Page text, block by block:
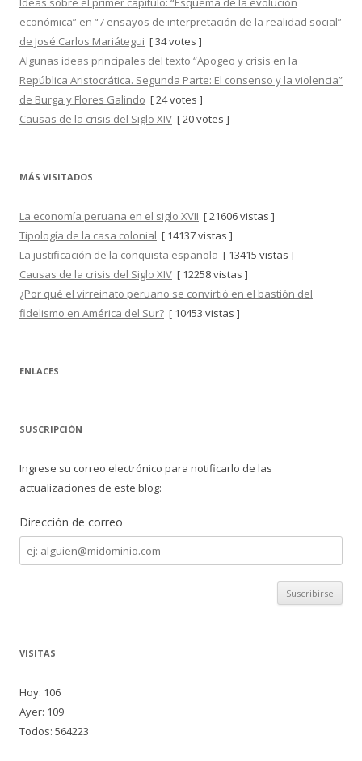
económica” en “7 ensayos de interpretación de la realidad social”
de José Carlos Mariátegui [ 34 votes ]
Algunas ideas principales del texto “Apogeo y crisis en la
República Aristocrática. Segunda Parte: El consenso y la violencia”
de Burga y Flores Galindo [ 24 votes ]
Causas de la crisis del Siglo XIV [ 20 votes ]
MÁS VISITADOS
La economía peruana en el siglo XVII [ 21606 vistas ]
Tipología de la casa colonial [ 14137 vistas ]
La justificación de la conquista española [ 13415 vistas ]
Causas de la crisis del Siglo XIV [ 12258 vistas ]
¿Por qué el virreinato peruano se convirtió en el bastión del
fidelismo en América del Sur? [ 10453 vistas ]
ENLACES
SUSCRIPCIÓN
Ingrese su correo electrónico para notificarlo de las
actualizaciones de este blog:
Dirección de correo
Dirección
de
correo
VISITAS
Hoy: 106
Ayer: 109
Todos: 564223